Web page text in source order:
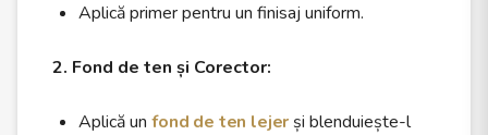
Aplică primer pentru un finisaj uniform.
2. Fond de ten și Corector:
Aplică un fond de ten lejer și blenduiește-l